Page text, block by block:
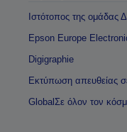
Ιστότοπος της ομάδας
Epson Europe
Digigraphie
Εκτύπωση απευθείας
GlobalΣε όλον τον